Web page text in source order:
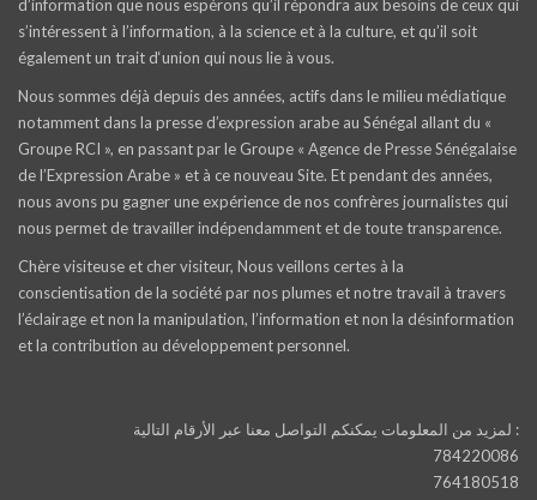
d’information que nous espérons qu’il répondra aux besoins de ceux qui
s’intéressent à l’information, à la science et à la culture, et qu’il soit
également un trait d‘union qui nous lie à vous.
Nous sommes déjà depuis des années, actifs dans le milieu médiatique
notamment dans la presse d’expression arabe au Sénégal allant du «
Groupe RCI », en passant par le Groupe « Agence de Presse Sénégalaise
de l’Expression Arabe » et à ce nouveau Site. Et pendant des années,
nous avons pu gagner une expérience de nos confrères journalistes qui
nous permet de travailler indépendamment et de toute transparence.
Chère visiteuse et cher visiteur, Nous veillons certes à la
conscientisation de la société par nos plumes et notre travail à travers
l’éclairage et non la manipulation, l’information et non la désinformation
et la contribution au développement personnel.
لمزيد من المعلومات يمكنكم التواصل معنا عبر الأرقام التالية :
784220086
764180518